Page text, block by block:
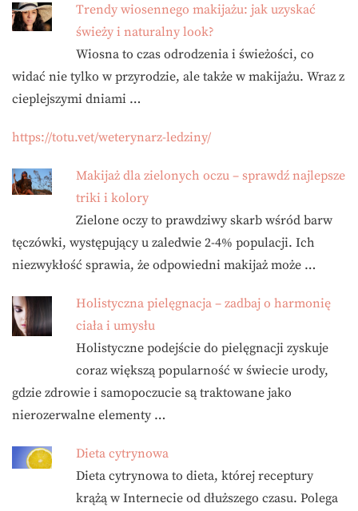
Trendy wiosennego makijażu: jak uzyskać
świeży i naturalny look?
Wiosna to czas odrodzenia i świeżości, co
widać nie tylko w przyrodzie, ale także w makijażu. Wraz z
cieplejszymi dniami …
https://totu.vet/weterynarz-ledziny/
Makijaż dla zielonych oczu – sprawdź najlepsze
triki i kolory
Zielone oczy to prawdziwy skarb wśród barw
tęczówki, występujący u zaledwie 2-4% populacji. Ich
niezwykłość sprawia, że odpowiedni makijaż może …
Holistyczna pielęgnacja – zadbaj o harmonię
ciała i umysłu
Holistyczne podejście do pielęgnacji zyskuje
coraz większą popularność w świecie urody,
gdzie zdrowie i samopoczucie są traktowane jako
nierozerwalne elementy …
Dieta cytrynowa
Dieta cytrynowa to dieta, której receptury
krążą w Internecie od dłuższego czasu. Polega